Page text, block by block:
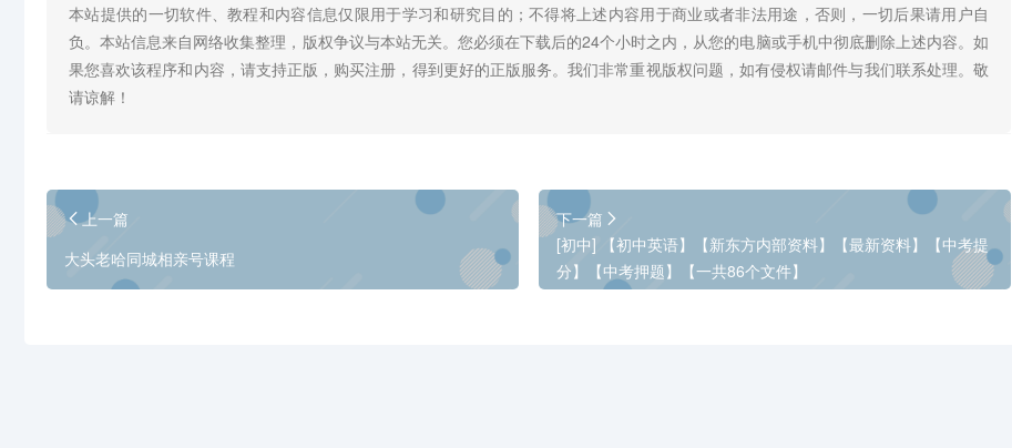
本站提供的一切软件、教程和内容信息仅限用于学习和研究目的；不得将上述内容用于商业或者非法用途，否则，一切后果请用户自
负。本站信息来自网络收集整理，版权争议与本站无关。您必须在下载后的24个小时之内，从您的电脑或手机中彻底删除上述内容。如
果您喜欢该程序和内容，请支持正版，购买注册，得到更好的正版服务。我们非常重视版权问题，如有侵权请邮件与我们联系处理。敬
请谅解！
上一篇
大头老哈同城相亲号课程
下一篇
[初中] 【初中英语】【新东方内部资料】【最新资料】【中考提
分】【中考押题】【一共86个文件】